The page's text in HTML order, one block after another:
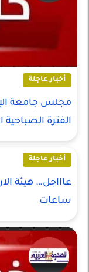
أخبار عاجلة
مجلس جامعة
الفترة
أخبار عاجلة
عاااجل… هيئة
ساعات